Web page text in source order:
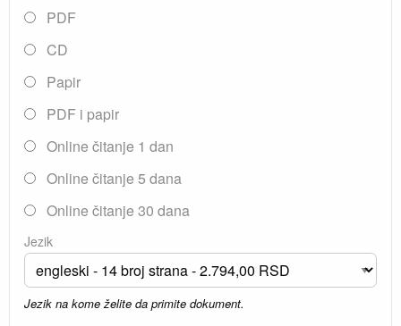
PDF
CD
Papir
PDF i papir
Online čitanje 1 dan
Online čitanje 5 dana
Online čitanje 30 dana
Jezik
Jezik na kome želite da primite dokument.